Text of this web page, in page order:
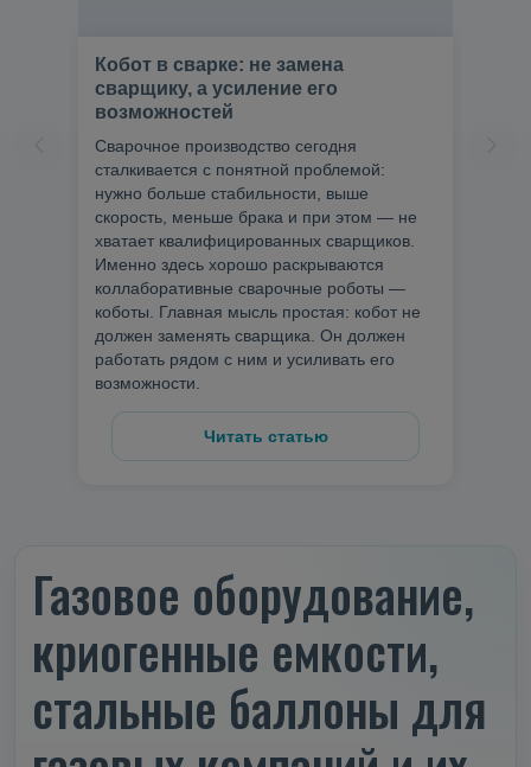
Кобот в сварке: не замена
сварщику, а усиление его
возможностей
Сварочное производство сегодня
сталкивается с понятной проблемой:
нужно больше стабильности, выше
скорость, меньше брака и при этом — не
хватает квалифицированных сварщиков.
Именно здесь хорошо раскрываются
коллаборативные сварочные роботы —
коботы. Главная мысль простая: кобот не
должен заменять сварщика. Он должен
работать рядом с ним и усиливать его
возможности.
Читать статью
Газовое оборудование,
криогенные емкости,
стальные баллоны для